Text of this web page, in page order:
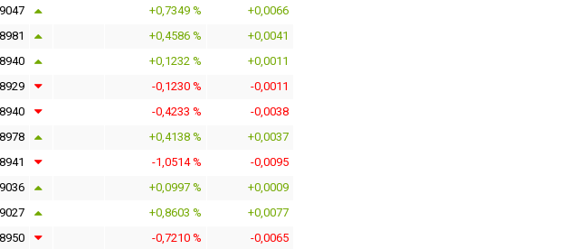
+0,7349 %
+0,0066
+0,4586 %
+0,0041
+0,1232 %
+0,0011
-0,1230 %
-0,0011
-0,4233 %
-0,0038
+0,4138 %
+0,0037
-1,0514 %
-0,0095
+0,0997 %
+0,0009
+0,8603 %
+0,0077
-0,7210 %
-0,0065